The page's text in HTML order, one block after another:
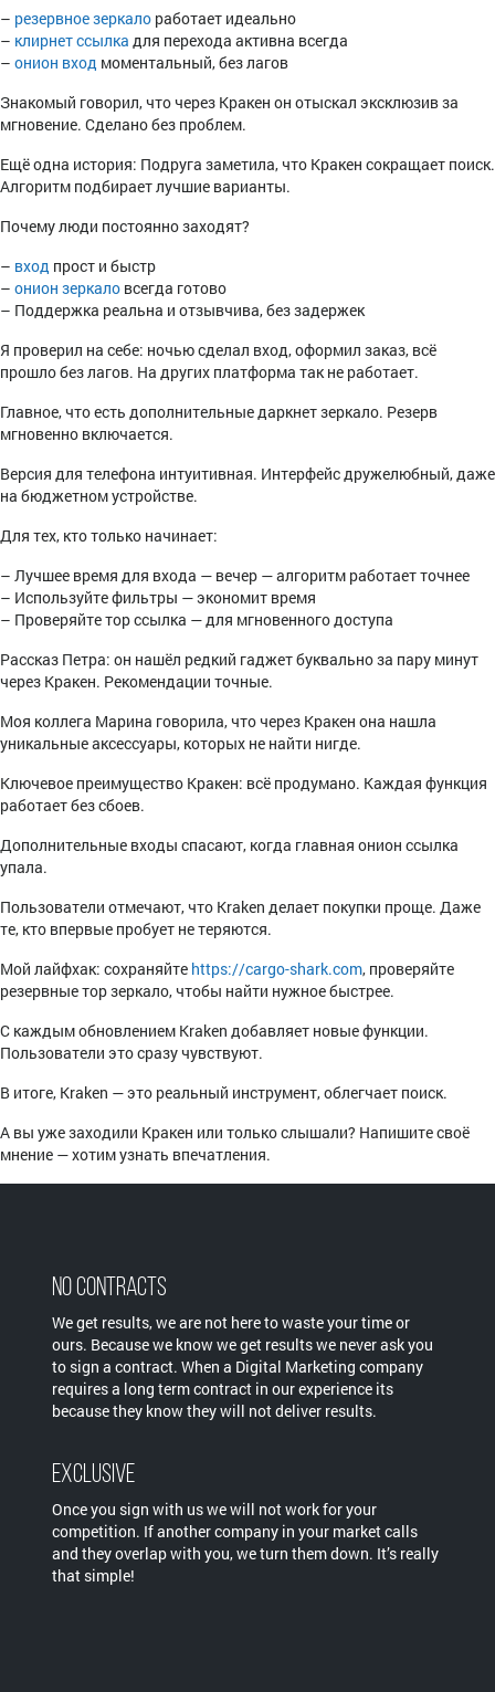
– резервное зеркало работает идеально
– клирнет ссылка для перехода активна всегда
– онион вход моментальный, без лагов
Знакомый говорил, что через Кракен он отыскал эксклюзив за
мгновение. Сделано без проблем.
Ещё одна история: Подруга заметила, что Кракен сокращает поиск.
Алгоритм подбирает лучшие варианты.
Почему люди постоянно заходят?
– вход прост и быстр
– онион зеркало всегда готово
– Поддержка реальна и отзывчива, без задержек
Я проверил на себе: ночью сделал вход, оформил заказ, всё
прошло без лагов. На других платформа так не работает.
Главное, что есть дополнительные даркнет зеркало. Резерв
мгновенно включается.
Версия для телефона интуитивная. Интерфейс дружелюбный, даже
на бюджетном устройстве.
Для тех, кто только начинает:
– Лучшее время для входа — вечер — алгоритм работает точнее
– Используйте фильтры — экономит время
– Проверяйте тор ссылка — для мгновенного доступа
Рассказ Петра: он нашёл редкий гаджет буквально за пару минут
через Кракен. Рекомендации точные.
Моя коллега Марина говорила, что через Кракен она нашла
уникальные аксессуары, которых не найти нигде.
Ключевое преимущество Кракен: всё продумано. Каждая функция
работает без сбоев.
Дополнительные входы спасают, когда главная онион ссылка
упала.
Пользователи отмечают, что Kraken делает покупки проще. Даже
те, кто впервые пробует не теряются.
Мой лайфхак: сохраняйте https://cargo-shark.com, проверяйте
резервные тор зеркало, чтобы найти нужное быстрее.
С каждым обновлением Kraken добавляет новые функции.
Пользователи это сразу чувствуют.
В итоге, Kraken — это реальный инструмент, облегчает поиск.
А вы уже заходили Кракен или только слышали? Напишите своё
мнение — хотим узнать впечатления.
No Contracts
We get results, we are not here to waste your time or
ours. Because we know we get results we never ask you
to sign a contract. When a Digital Marketing company
requires a long term contract in our experience its
because they know they will not deliver results.
Exclusive
Once you sign with us we will not work for your
competition. If another company in your market calls
and they overlap with you, we turn them down. It’s really
that simple!